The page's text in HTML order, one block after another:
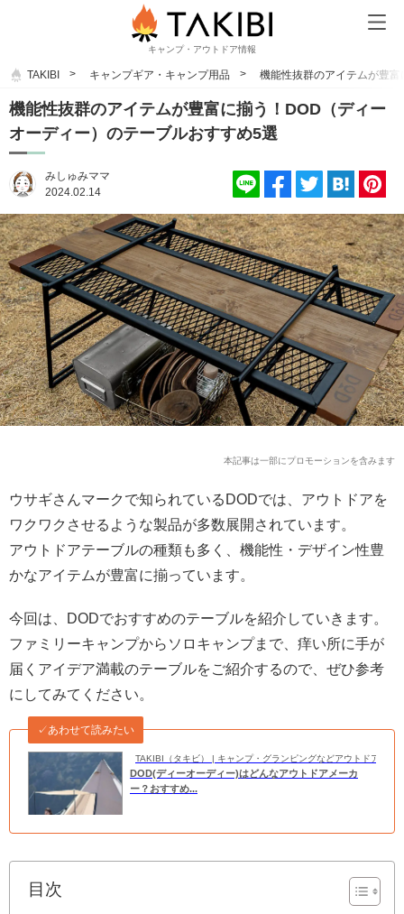
キャンプ・アウトドア情報
TAKIBI キャンプギア・キャンプ用品 機能性抜群のアイテムが豊
機能性抜群のアイテムが豊富に揃う！DOD（ディー
オーディー）のテーブルおすすめ5選
みしゅみママ
2024.02.14
本記事は一部にプロモーションを含みます
ウサギさんマークで知られているDODでは、アウトドアを
ワクワクさせるような製品が多数展開されています。
アウトドアテーブルの種類も多く、機能性・デザイン性豊
かなアイテムが豊富に揃っています。
今回は、DODでおすすめのテーブルを紹介していきます。
ファミリーキャンプからソロキャンプまで、痒い所に手が
届くアイデア満載のテーブルをご紹介するので、ぜひ参考
にしてみてください。
TAKIBI（タキビ） | キャンプ・グランピングなどアウトドアの総
✓あわせて読みたい
DOD(ディーオーディー)はどんなアウトドアメーカ
ー？おすすめ...
目次